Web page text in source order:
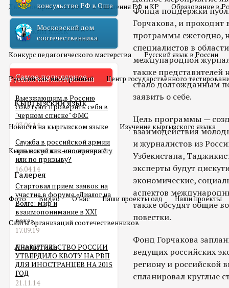
Двойное гражданство Отношения РФ и КР Образование в
Русский язык
Конкурс педагогического мастерства Русский язык в России
Русский как иностранный Центр государственного
Кыргызский язык
Новости на кыргызском языке Изучение кыргызского языка
Кыргызский как иностранный
Галерея
Фото Видео О нас Наши проекты олд Наши проекты
Сайты организаций соотечественников
Аналитика
консульство РФ в Оше
Московский дом
соотечественника
Самое популярное
Выезжающим в Россию
советуют проверить себя в
"черном списке" ФМС
03.06.14
Служба в российской армии
для мигранта – по контракту
или по призыву?
16.04.14
Стартовал прием заявок на
участие в форуме «Диалог на
Волге: мир и
взаимопонимание в XXI
веке»
17.09.19
ПРАВИТЕЛЬСТВО РОССИИ
УТВЕРДИЛО КВОТУ НА РВП
ДЛЯ ИНОСТРАНЦЕВ НА 2015
ГОД
21.11.14
Фонда поддержки
Горчакова, и проходит
программы ежегодно,
специалистов в
международной
также представителей
стало долгожданным
заявить о себе.
Цель программы —
взаимодействия
и журналистов из
Узбекистана,
эксперты будут
экономические,
аспектов
также обсудят общие
повестки.
Фонд Горчакова
ведущих российских
региону и российской
спланировал круглые